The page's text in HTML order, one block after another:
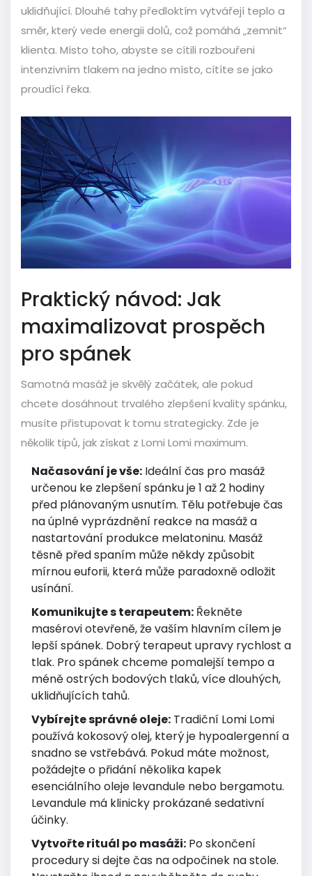
uklidňující. Dlouhé tahy předloktím vytvářejí teplo a
směr, který vede energii dolů, což pomáhá „zemnit“
klienta. Místo toho, abyste se cítili rozbouřeni
intenzivním tlakem na jedno místo, cítíte se jako
proudící řeka.
Praktický návod: Jak
maximalizovat prospěch
pro spánek
Samotná masáž je skvělý začátek, ale pokud
chcete dosáhnout trvalého zlepšení kvality spánku,
musíte přistupovat k tomu strategicky. Zde je
několik tipů, jak získat z Lomi Lomi maximum.
Načasování je vše: Ideální čas pro masáž
určenou ke zlepšení spánku je 1 až 2 hodiny
před plánovaným usnutím. Tělu potřebuje čas
na úplné vyprázdnění reakce na masáž a
nastartování produkce melatoninu. Masáž
těsně před spaním může někdy způsobit
mírnou euforii, která může paradoxně odložit
usínání.
Komunikujte s terapeutem: Řekněte
masérovi otevřeně, že vaším hlavním cílem je
lepší spánek. Dobrý terapeut upravy rychlost a
tlak. Pro spánek chceme pomalejší tempo a
méně ostrých bodových tlaků, více dlouhých,
uklidňujících tahů.
Vybírejte správné oleje: Tradiční Lomi Lomi
používá kokosový olej, který je hypoalergenní a
snadno se vstřebává. Pokud máte možnost,
požádejte o přidání několika kapek
esenciálního oleje levandule nebo bergamotu.
Levandule má klinicky prokázané sedativní
účinky.
Vytvořte rituál po masáži: Po skončení
procedury si dejte čas na odpočinek na stole.